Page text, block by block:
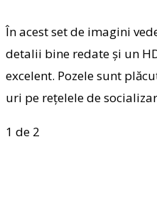
În acest set de imagini
detalii bine redate și un
excelent. Pozele sunt
uri pe rețelele de
1 de 2